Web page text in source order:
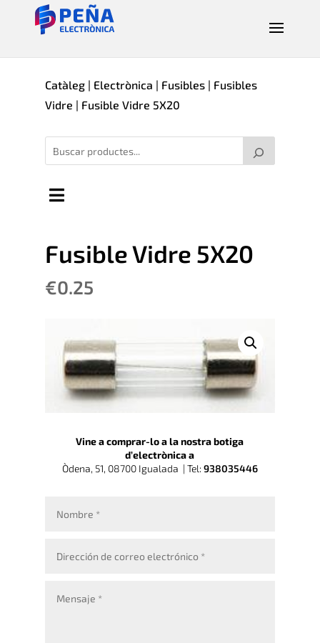
Catàleg| Electrònica | Fusibles| Fusibles
Vidre | Fusible Vidre 5X20
Fusible Vidre 5X20
€0.25
Vine a comprar-lo a la nostra botiga
d’electrònica a
Òdena, 51, 08700 Igualada | Tel: 938035446